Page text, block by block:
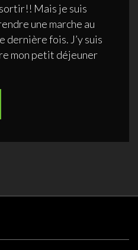
sortir!! Mais je suis
une marche au
dernière fois. J’y suis
mon petit déjeuner